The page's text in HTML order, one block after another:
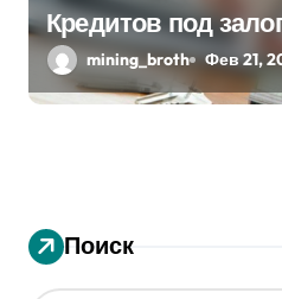
Кредитов под
mining_broth Фев 21,
Поиск